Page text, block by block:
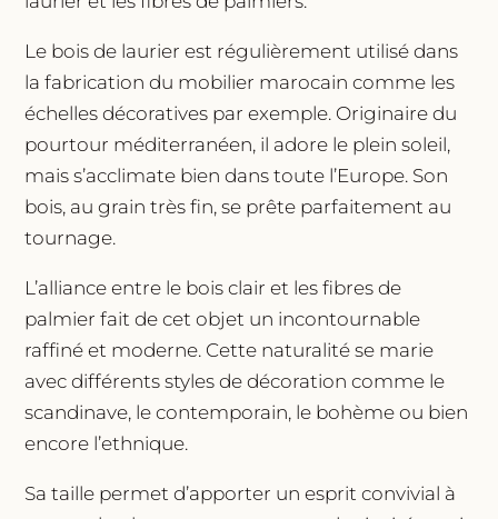
Le bois de laurier est régulièrement utilisé dans
la fabrication du mobilier marocain comme les
échelles décoratives par exemple. Originaire du
pourtour méditerranéen, il adore le plein soleil,
mais s’acclimate bien dans toute l’Europe. Son
bois, au grain très fin, se prête parfaitement au
tournage.
L’alliance entre le bois clair et les fibres de
palmier fait de cet objet un incontournable
raffiné et moderne. Cette naturalité se marie
avec différents styles de décoration comme le
scandinave, le contemporain, le bohème ou bien
encore l’ethnique.
Sa taille permet d’apporter un esprit convivial à